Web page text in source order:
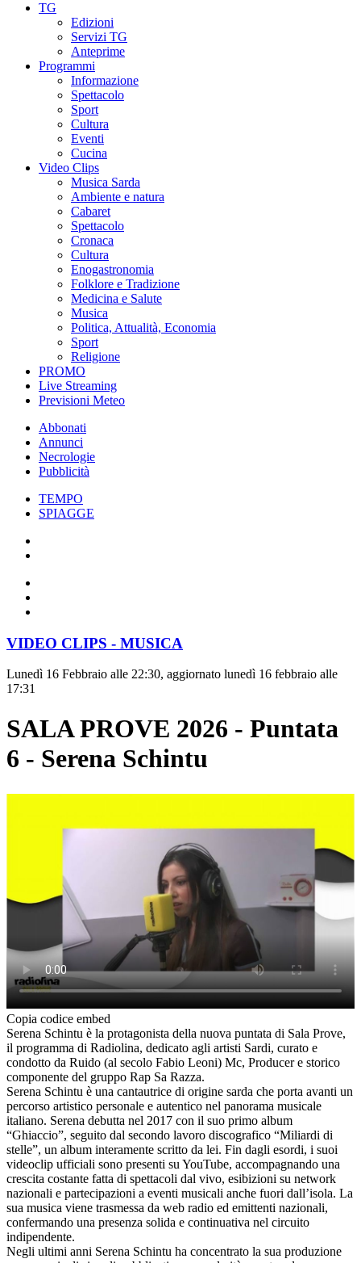
TG
Edizioni
Servizi TG
Anteprime
Programmi
Informazione
Spettacolo
Sport
Cultura
Eventi
Cucina
Video Clips
Musica Sarda
Ambiente e natura
Cabaret
Spettacolo
Cronaca
Cultura
Enogastronomia
Folklore e Tradizione
Medicina e Salute
Musica
Politica, Attualità, Economia
Sport
Religione
PROMO
Live Streaming
Previsioni Meteo
Abbonati
Annunci
Necrologie
Pubblicità
TEMPO
SPIAGGE
VIDEO CLIPS - MUSICA
Lunedì 16 Febbraio alle 22:30, aggiornato lunedì 16 febbraio alle
17:31
SALA PROVE 2026 - Puntata
6 - Serena Schintu
Copia codice embed
Serena Schintu è la protagonista della nuova puntata di Sala Prove,
il programma di Radiolina, dedicato agli artisti Sardi, curato e
condotto da Ruido (al secolo Fabio Leoni) Mc, Producer e storico
componente del gruppo Rap Sa Razza.
Serena Schintu è una cantautrice di origine sarda che porta avanti un
percorso artistico personale e autentico nel panorama musicale
italiano. Serena debutta nel 2017 con il suo primo album
“Ghiaccio”, seguito dal secondo lavoro discografico “Miliardi di
stelle”, un album interamente scritto da lei. Fin dagli esordi, i suoi
videoclip ufficiali sono presenti su YouTube, accompagnando una
crescita costante fatta di spettacoli dal vivo, esibizioni su network
nazionali e partecipazioni a eventi musicali anche fuori dall’isola. La
sua musica viene trasmessa da web radio ed emittenti nazionali,
confermando una presenza solida e continuativa nel circuito
indipendente.
Negli ultimi anni Serena Schintu ha concentrato la sua produzione